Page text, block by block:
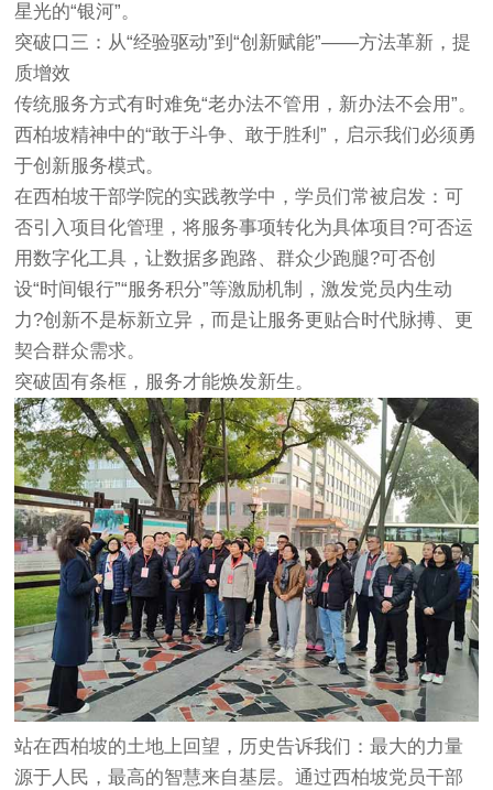
星光的“银河”。
突破口三：从“经验驱动”到“创新赋能”——方法革新，提
质增效
传统服务方式有时难免“老办法不管用，新办法不会用”。
西柏坡精神中的“敢于斗争、敢于胜利”，启示我们必须勇
于创新服务模式。
在西柏坡干部学院的实践教学中，学员们常被启发：可
否引入项目化管理，将服务事项转化为具体项目?可否运
用数字化工具，让数据多跑路、群众少跑腿?可否创
设“时间银行”“服务积分”等激励机制，激发党员内生动
力?创新不是标新立异，而是让服务更贴合时代脉搏、更
契合群众需求。
突破固有条框，服务才能焕发新生。
站在西柏坡的土地上回望，历史告诉我们：最大的力量
源于人民，最高的智慧来自基层。通过西柏坡党员干部